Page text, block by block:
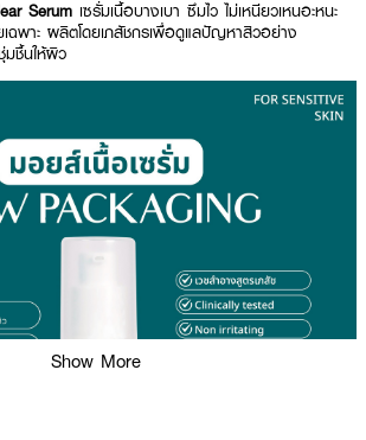
Serum เซรั่มเนื้อบางเบา ซึมไว ไม่เหนียวเหนอะหนะ
เฉพาะ ผลิตโดยเภสัชกรเพื่อดูแลปัญหาสิวอย่าง
มชื้นให้ผิว
Show More